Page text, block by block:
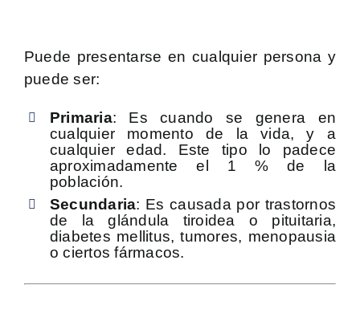
Puede presentarse en cualquier persona y
puede ser:
Primaria: Es cuando se genera en
cualquier momento de la vida, y a
cualquier edad. Este tipo lo padece
aproximadamente el 1 % de la
población.
Secundaria: Es causada por trastornos
de la glándula tiroidea o pituitaria,
diabetes mellitus, tumores, menopausia
o ciertos fármacos.